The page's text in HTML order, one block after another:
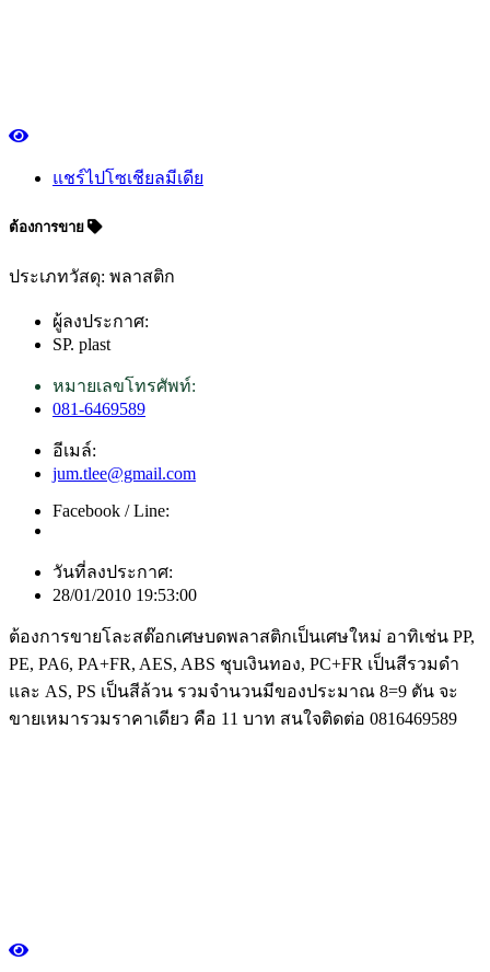
แชร์ไปโซเชียลมีเดีย
ต้องการขาย
ประเภทวัสดุ: พลาสติก
ผู้ลงประกาศ:
SP. plast
หมายเลขโทรศัพท์:
081-6469589
อีเมล์:
jum.tlee@gmail.com
Facebook / Line:
วันที่ลงประกาศ:
28/01/2010 19:53:00
ต้องการขายโละสต๊อกเศษบดพลาสติกเป็นเศษใหม่ อาทิเช่น PP,
PE, PA6, PA+FR, AES, ABS ชุบเงินทอง, PC+FR เป็นสีรวมดำ
และ AS, PS เป็นสีล้วน รวมจำนวนมีของประมาณ 8=9 ตัน จะ
ขายเหมารวมราคาเดียว คือ 11 บาท สนใจติดต่อ 0816469589